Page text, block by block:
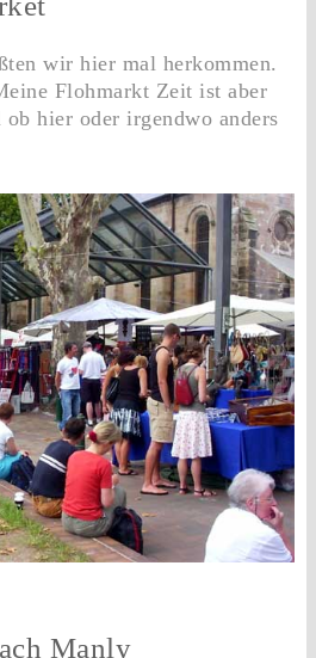
wir hier mal herkommen.
Flohmarkt Zeit ist aber
hier oder irgendwo anders
Manly